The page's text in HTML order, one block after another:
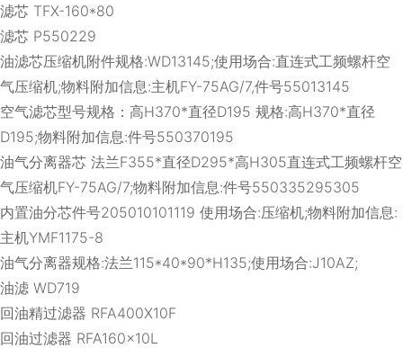
滤芯 TFX-160*80
滤芯 P550229
油滤芯压缩机附件规格:WD13145;使用场合:直连式工频螺杆空
气压缩机;物料附加信息:主机FY-75AG/7,件号55013145
空气滤芯型号规格：高H370*直径D195 规格:高H370*直径
D195;物料附加信息:件号550370195
油气分离器芯 法兰F355*直径D295*高H305直连式工频螺杆空
气压缩机FY-75AG/7;物料附加信息:件号550335295305
内置油分芯件号205010101119 使用场合:压缩机;物料附加信息:
主机YMF1175-8
油气分离器规格:法兰115*40*90*H135;使用场合:J10AZ;
油滤 WD719
回油精过滤器 RFA400X10F
回油过滤器 RFA160×10L